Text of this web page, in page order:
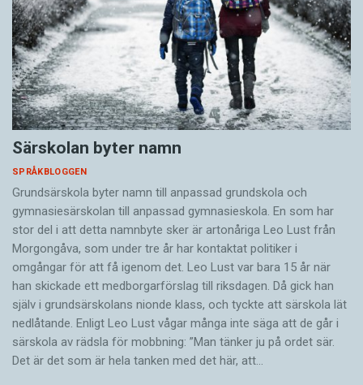
Särskolan byter namn
SPRÅKBLOGGEN
Grundsärskola byter namn till anpassad grundskola och
gymnasiesärskolan till anpassad gymnasieskola. En som har
stor del i att detta namnbyte sker är artonåriga Leo Lust från
Morgongåva, som under tre år har kontaktat politiker i
omgångar för att få igenom det. Leo Lust var bara 15 år när
han skickade ett medborgarförslag till riksdagen. Då gick han
själv i grundsärskolans nionde klass, och tyckte att särskola lät
nedlåtande. Enligt Leo Lust vågar många inte säga att de går i
särskola av rädsla för mobbning: ”Man tänker ju på ordet sär.
Det är det som är hela tanken med det här, att…